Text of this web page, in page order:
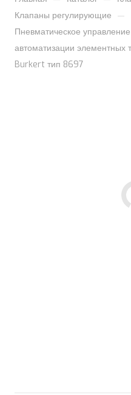
Клапаны регулирующие —
Пневматическое
автоматизации элементных
Burkert тип 8697